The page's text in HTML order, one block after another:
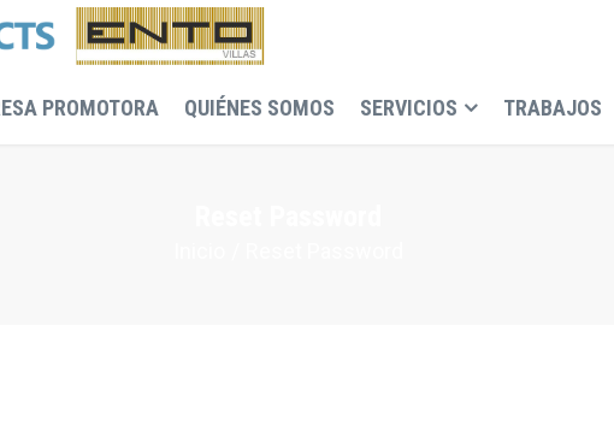
PROMOTORA QUIÉNES SOMOS SERVICIOS TRABAJOS